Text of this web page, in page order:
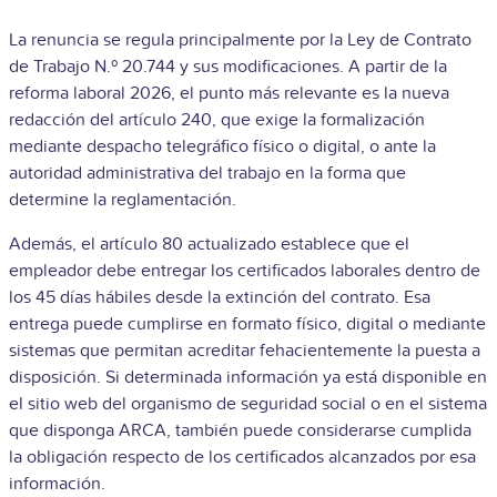
La renuncia se regula principalmente por la Ley de Contrato
de Trabajo N.º 20.744 y sus modificaciones. A partir de la
reforma laboral 2026, el punto más relevante es la nueva
redacción del artículo 240, que exige la formalización
mediante despacho telegráfico físico o digital, o ante la
autoridad administrativa del trabajo en la forma que
determine la reglamentación.
Además, el artículo 80 actualizado establece que el
empleador debe entregar los certificados laborales dentro de
los 45 días hábiles desde la extinción del contrato. Esa
entrega puede cumplirse en formato físico, digital o mediante
sistemas que permitan acreditar fehacientemente la puesta a
disposición. Si determinada información ya está disponible en
el sitio web del organismo de seguridad social o en el sistema
que disponga ARCA, también puede considerarse cumplida
la obligación respecto de los certificados alcanzados por esa
información.